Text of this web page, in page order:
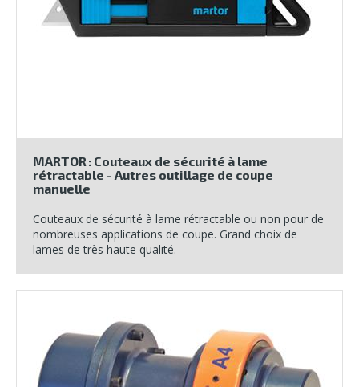
MARTOR : Couteaux de sécurité à lame
rétractable - Autres outillage de coupe
manuelle
Couteaux de sécurité à lame rétractable ou non pour de
nombreuses applications de coupe. Grand choix de
lames de très haute qualité.